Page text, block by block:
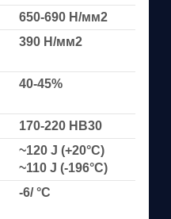
650-690 Н/мм2
390 Н/мм2
40-45%
170-220 HB30
~120 J (+20°C)
~110 J (-196°C)
-6/ °C